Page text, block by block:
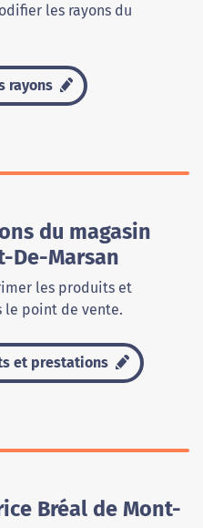
les rayons du
rayons
du magasin
De-Marsan
les produits et
le point de vente.
et prestations
Bréal de Mont-